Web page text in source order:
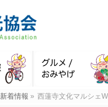
新着情報 » 西蓮寺文化マルシェ